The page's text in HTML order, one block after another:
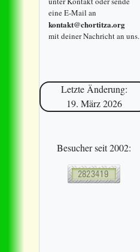
eine E-Mail an
kontakt@chortitza.org
mit deiner Nachricht an uns.
Letzte Änderung:
19. März 2026
Besucher seit 2002: